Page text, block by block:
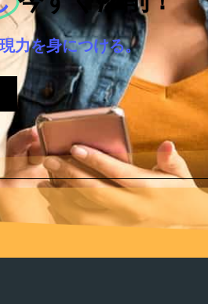
力を身につける。